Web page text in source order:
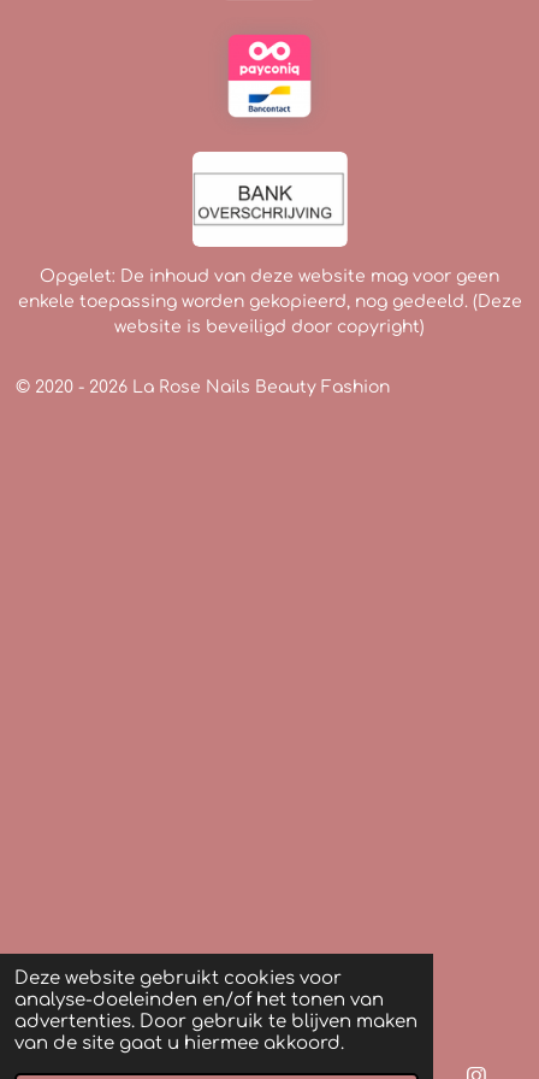
Deze website gebruikt cookies voor
analyse-doeleinden en/of het tonen van
advertenties. Door gebruik te blijven maken
van de site gaat u hiermee akkoord.
Opgelet: De inhoud van deze website mag voor geen
enkele toepassing worden gekopieerd, nog gedeeld. (Deze
website is beveiligd door copyright)
© 2020 - 2026 La Rose Nails Beauty Fashion